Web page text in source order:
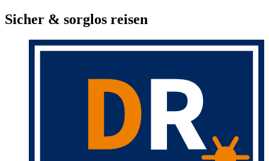
Sicher & sorglos reisen